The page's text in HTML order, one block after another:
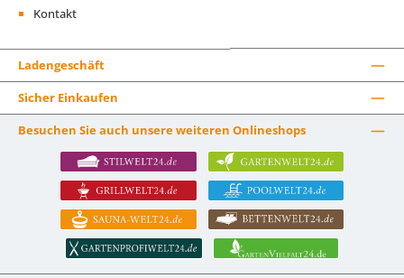
Kontakt
Ladengeschäft
Sicher Einkaufen
Besuchen Sie auch unsere weiteren Onlineshops